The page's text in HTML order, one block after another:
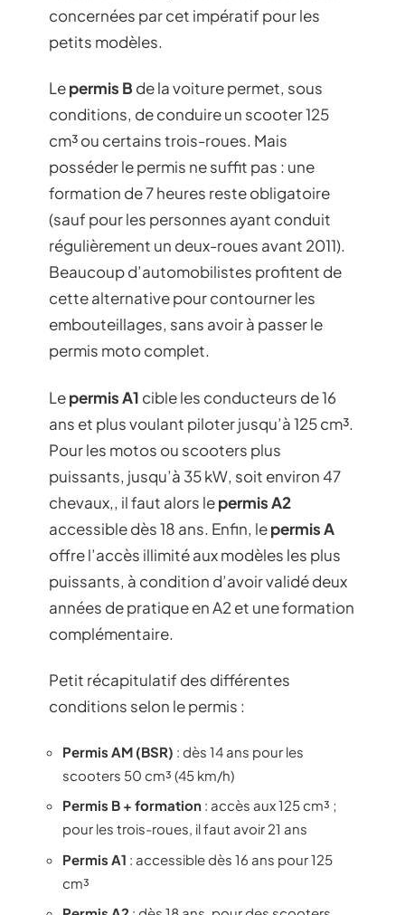
concernées par cet impératif pour les
petits modèles.
Lepermis B de la voiture permet, sous
conditions, de conduire un scooter 125
cm³ ou certains trois-roues. Mais
posséder le permis ne suffit pas : une
formation de 7 heures reste obligatoire
(sauf pour les personnes ayant conduit
régulièrement un deux-roues avant 2011).
Beaucoup d’automobilistes profitent de
cette alternative pour contourner les
embouteillages, sans avoir à passer le
permis moto complet.
Lepermis A1 cible les conducteurs de 16
ans et plus voulant piloter jusqu’à 125 cm³.
Pour les motos ou scooters plus
puissants, jusqu’à 35 kW, soit environ 47
chevaux,, il faut alors lepermis A2
accessible dès 18 ans. Enfin, lepermis A
offre l’accès illimité aux modèles les plus
puissants, à condition d’avoir validé deux
années de pratique en A2 et une formation
complémentaire.
Petit récapitulatif des différentes
conditions selon le permis :
Permis AM (BSR) : dès 14 ans pour les
scooters 50 cm³ (45 km/h)
Permis B + formation : accès aux 125 cm³ ;
pour les trois-roues, il faut avoir 21 ans
Permis A1 : accessible dès 16 ans pour 125
cm³